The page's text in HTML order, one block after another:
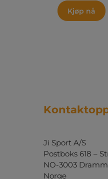
andre institusjoner – et
i både gymtimer og
Kjøp nå
Ji Sport A/S
Postboks 618 –
NO-3003
Norge